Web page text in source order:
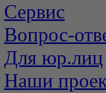
Сервис
Вопрос-
Для юр.лиц
Наши